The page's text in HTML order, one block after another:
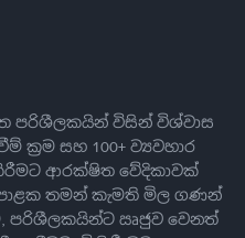
පරිශීලකයින් විසින් විශ්වාස
ක්‍රම සහ 100+ ව්‍යවහාර
ආරක්ෂිත වේදිකාවක්
තමන් කැමති මිල ගණන්
පරිශීලකයින්ට ඍජුව වෙනත්